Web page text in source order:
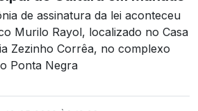
de assinatura da lei aconteceu
Murilo Rayol, localizado no Casa
Zezinho Corrêa, no complexo
Ponta Negra